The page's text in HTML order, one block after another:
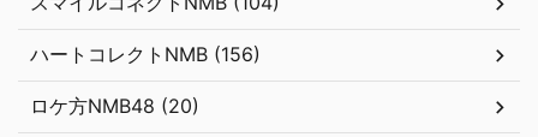
ハートコレクトNMB (156)
ロケ方NMB48 (20)